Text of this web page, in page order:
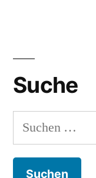
Suche
Suchen
nach: